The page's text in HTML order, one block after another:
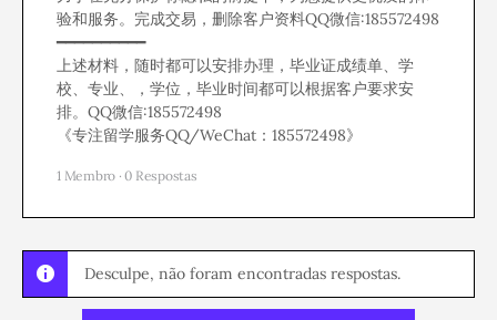
验和服务。完成交易，删除客户资料QQ微信:185572498
━━━━━━━━━━
上述材料，随时都可以安排办理，毕业证成绩单、学
校、专业、，学位，毕业时间都可以根据客户要求安
排。QQ微信:185572498
《专注留学服务QQ/WeChat：185572498》
1 Membro · 0 Respostas
Desculpe, não foram encontradas respostas.